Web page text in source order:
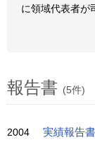
に領域代表者が
報告書 (5件)
2004 実績報告書